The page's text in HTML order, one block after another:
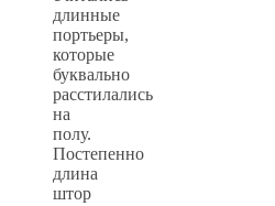
длинные
портьеры,
которые
буквально
расстилались
на
полу.
Постепенно
длина
штор